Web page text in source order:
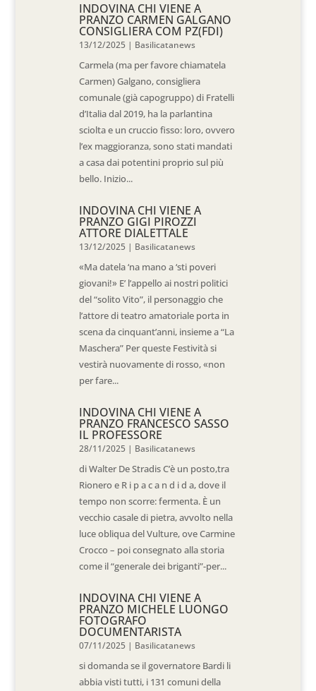
INDOVINA CHI VIENE A
PRANZO CARMEN GALGANO
CONSIGLIERA COM PZ(FDI)
13/12/2025 | Basilicatanews
Carmela (ma per favore chiamatela
Carmen) Galgano, consigliera
comunale (già capogruppo) di Fratelli
d’Italia dal 2019, ha la parlantina
sciolta e un cruccio fisso: loro, ovvero
l’ex maggioranza, sono stati mandati
a casa dai potentini proprio sul più
bello. Inizio...
INDOVINA CHI VIENE A
PRANZO GIGI PIROZZI
ATTORE DIALETTALE
13/12/2025 | Basilicatanews
«Ma datela ‘na mano a ‘sti poveri
giovani!» E’ l’appello ai nostri politici
del “solito Vito”, il personaggio che
l’attore di teatro amatoriale porta in
scena da cinquant’anni, insieme a “La
Maschera” Per queste Festività si
vestirà nuovamente di rosso, «non
per fare...
INDOVINA CHI VIENE A
PRANZO FRANCESCO SASSO
IL PROFESSORE
28/11/2025 | Basilicatanews
di Walter De Stradis C’è un posto,tra
Rionero e R i p a c a n d i d a, dove il
tempo non scorre: fermenta. È un
vecchio casale di pietra, avvolto nella
luce obliqua del Vulture, ove Carmine
Crocco – poi consegnato alla storia
come il “generale dei briganti”-per...
INDOVINA CHI VIENE A
PRANZO MICHELE LUONGO
FOTOGRAFO
DOCUMENTARISTA
07/11/2025 | Basilicatanews
si domanda se il governatore Bardi li
abbia visti tutti, i 131 comuni della